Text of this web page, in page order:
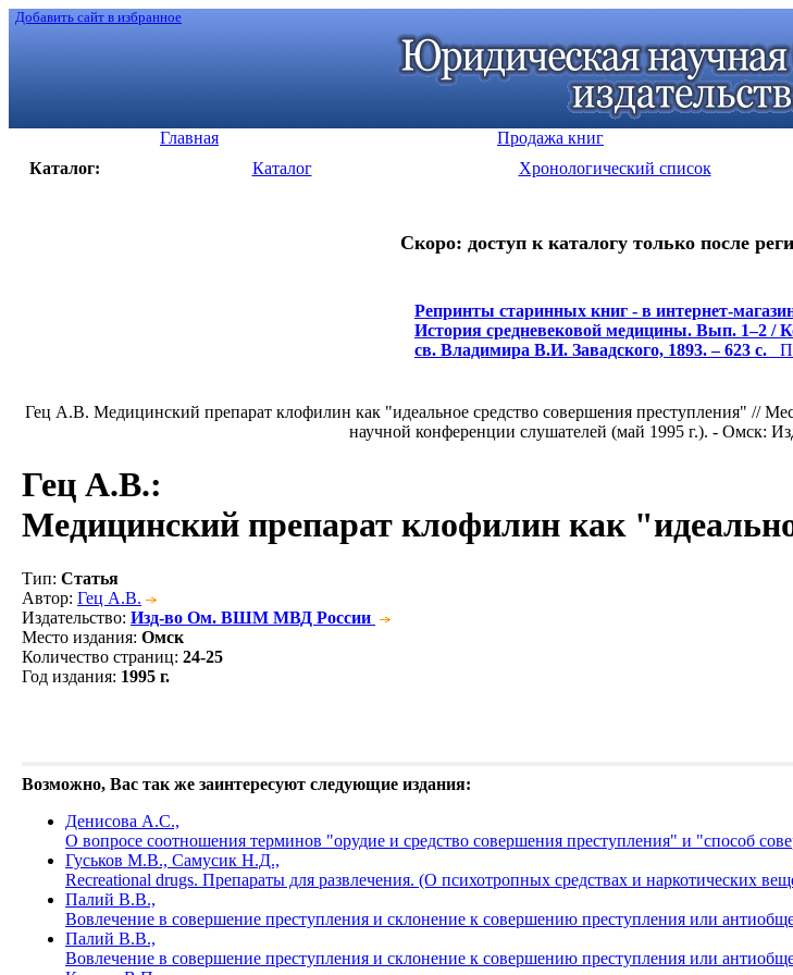
Добавить сайт в избранное
Главная Продажа книг
Каталог:
Каталог Хронологический список
Скоро: доступ к каталогу только после
Репринты старинных книг - в интернет-
История средневековой медицины. Вып. 1–2 /
св. Владимира В.И. Завадского, 1893. – 623 c.
Гец А.В. Медицинский препарат клофилин как "идеальное средство совершения преступления" //
научной конференции слушателей (май 1995 г.). -
Гец А.В.:
Медицинский препарат клофилин как
Тип: Статья
Автор: Гец А.В.
Издательство: Изд-во Ом. ВШМ МВД России
Место издания: Омск
Количество страниц: 24-25
Год издания: 1995 г.
Возможно, Вас так же заинтересуют следующие издания:
Денисова А.С.,
О вопросе соотношения терминов "орудие и средство совершения преступления" и "способ
Гуськов М.В., Самусик Н.Д.,
Recreational drugs. Препараты для развлечения. (О психотропных средствах и наркотических
Палий В.В.,
Вовлечение в совершение преступления и склонение к совершению преступления или
Палий В.В.,
Вовлечение в совершение преступления и склонение к совершению преступления или